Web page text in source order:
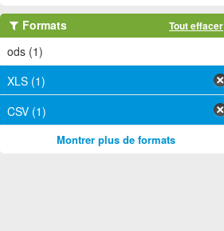
Formats Tout effacer
ods (1)
XLS (1)
CSV (1)
Montrer plus de formats